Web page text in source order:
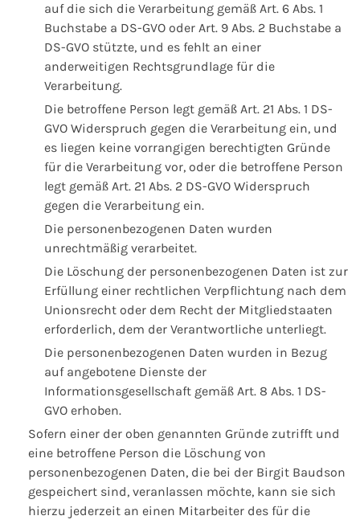
auf die sich die Verarbeitung gemäß Art. 6 Abs. 1
Buchstabe a DS-GVO oder Art. 9 Abs. 2 Buchstabe a
DS-GVO stützte, und es fehlt an einer
anderweitigen Rechtsgrundlage für die
Verarbeitung.
Die betroffene Person legt gemäß Art. 21 Abs. 1 DS-
GVO Widerspruch gegen die Verarbeitung ein, und
es liegen keine vorrangigen berechtigten Gründe
für die Verarbeitung vor, oder die betroffene Person
legt gemäß Art. 21 Abs. 2 DS-GVO Widerspruch
gegen die Verarbeitung ein.
Die personenbezogenen Daten wurden
unrechtmäßig verarbeitet.
Die Löschung der personenbezogenen Daten ist zur
Erfüllung einer rechtlichen Verpflichtung nach dem
Unionsrecht oder dem Recht der Mitgliedstaaten
erforderlich, dem der Verantwortliche unterliegt.
Die personenbezogenen Daten wurden in Bezug
auf angebotene Dienste der
Informationsgesellschaft gemäß Art. 8 Abs. 1 DS-
GVO erhoben.
Sofern einer der oben genannten Gründe zutrifft und
eine betroffene Person die Löschung von
personenbezogenen Daten, die bei der Birgit Baudson
gespeichert sind, veranlassen möchte, kann sie sich
hierzu jederzeit an einen Mitarbeiter des für die